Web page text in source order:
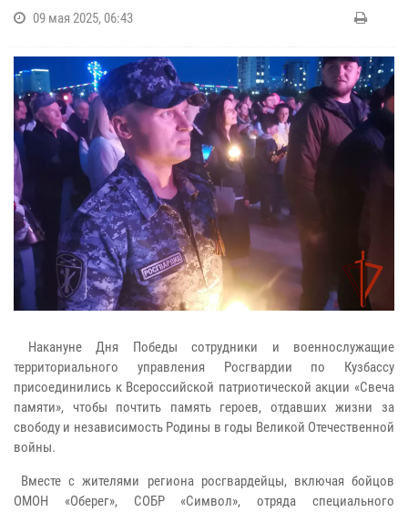
09 мая 2025, 06:43
Накануне Дня Победы сотрудники и военнослужащие
территориального управления Росгвардии по Кузбассу
присоединились к Всероссийской патриотической акции «Свеча
памяти», чтобы почтить память героев, отдавших жизни за
свободу и независимость Родины в годы Великой Отечественной
войны.
Вместе с жителями региона росгвардейцы, включая бойцов
ОМОН «Оберег», СОБР «Символ», отряда специального